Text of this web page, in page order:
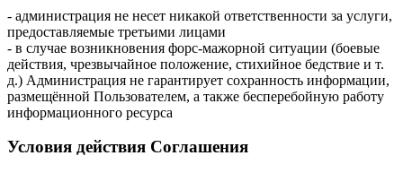
- администрация не несет никакой ответственности за услуги,
предоставляемые третьими лицами
- в случае возникновения форс-мажорной ситуации (боевые
действия, чрезвычайное положение, стихийное бедствие и т.
д.) Администрация не гарантирует сохранность информации,
размещённой Пользователем, а также бесперебойную работу
информационного ресурса
Условия действия Соглашения